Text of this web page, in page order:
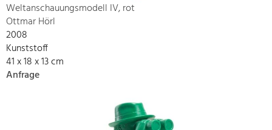
Weltanschauungsmodell IV, rot
Ottmar Hörl
2008
Kunststoff
41 x 18 x 13 cm
Anfrage